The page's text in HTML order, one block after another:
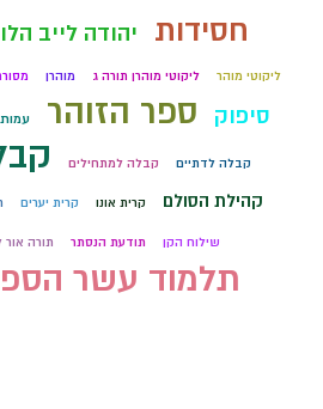
חסידות יהודה לייב
ליקוטי מוהר ליקוטי מוהרן תורה ג מוהרן
סיפוק ספר הזוהר
קבלה לדתיים קבלה למתחילים
קהילת הסולם קרית אונו קרית יערים
שילוח הקן תודעת הנסתר תורה אור
תלמוד עשר